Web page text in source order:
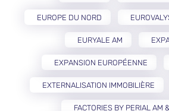
EUROPE DU NORD
EURYALE AM
EXPANSION EUROPÉENNE
EXTERNALISATION IMMOBILIÈRE
FACTORIES BY PERIAL AM